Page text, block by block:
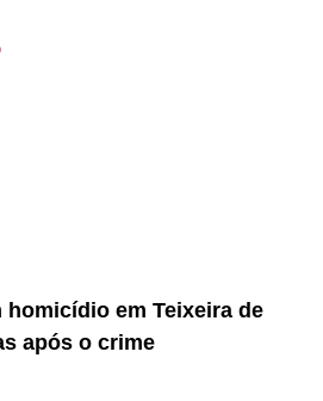
homicídio em Teixeira de
após o crime